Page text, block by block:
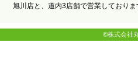
旭川店と、道内3店舗で営業しておりま
©株式会社